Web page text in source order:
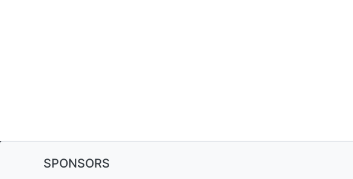
SPONSORS